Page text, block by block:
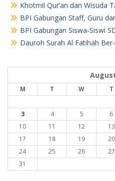
Khotmil Qur’an dan Wisuda
BPI Gabungan Staff, Guru
BPI Gabungan Siswa-Siswi
Dauroh Surah Al Fatihah
M T W T
3
4 5 6
10
11 12 13
17
18 19 20
24
25 26 27
31